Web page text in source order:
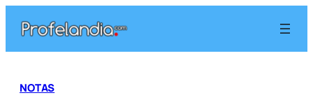
contenido
NOTAS